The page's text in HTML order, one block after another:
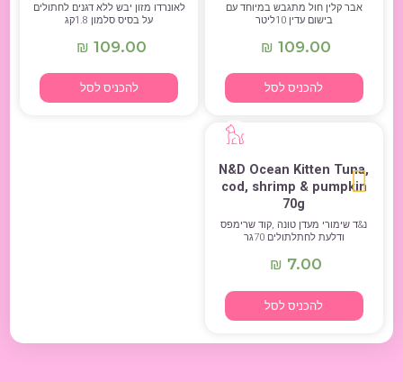
אבר קלין חול מתגבש במיוחד עם
בישום עדין 10ליטר
₪ 109.00
להכניס לסל
לאונרדו מזון יבש ללא דגנים לחתולים
על בסיס סלמון 1.8קג
₪ 109.00
להכניס לסל
N&D Ocean Kitten Tuna,
cod, shrimp & pumpkin
70g
נ&ד שימורי מעדן טונה ,קוד שרימפס
ודלעת לחתלתולים 70גר
₪ 7.00
להכניס לסל